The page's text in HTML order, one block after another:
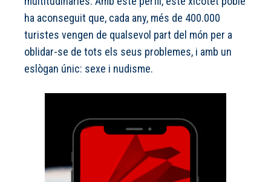
ha aconseguit que, cada any, més de 400.000
turistes vengen de qualsevol part del món per a
oblidar-se de tots els seus problemes, i amb un
eslògan únic: sexe i nudisme.